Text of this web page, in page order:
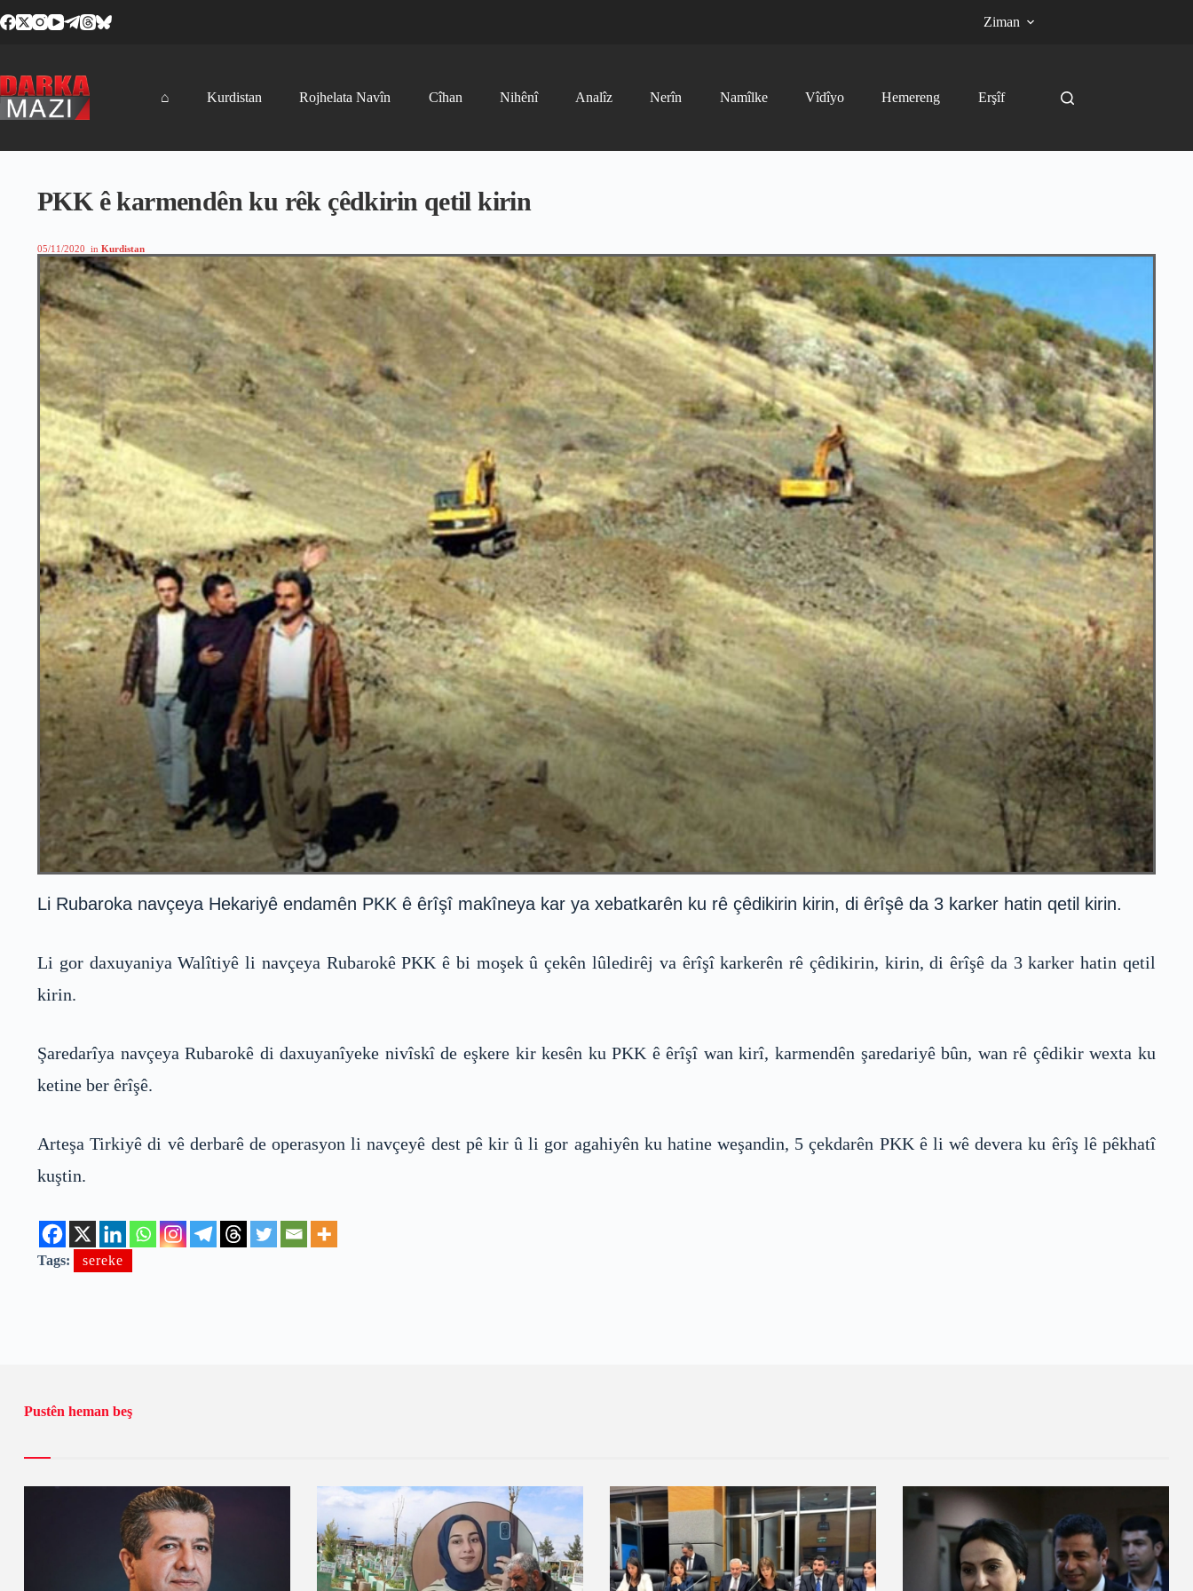
to
Ziman
⌂ Kurdistan Rojhelata Navîn Cîhan Nihênî Analîz Nerîn Namîlke Vîdîyo Hemereng Erşîf
PKK ê karmendên ku rêk çêdkirin qetil kirin
05/11/2020 in Kurdistan
Li Rubaroka navçeya Hekariyê endamên PKK ê êrîşî makîneya kar ya xebatkarên ku rê çêdikirin kirin, di êrîşê da 3 karker hatin qetil kirin.
Li gor daxuyaniya Walîtiyê li navçeya Rubarokê PKK ê bi moşek û çekên lûledirêj va êrîşî karkerên rê çêdikirin, kirin, di êrîşê da 3 karker hatin qetil
kirin.
Şaredarîya navçeya Rubarokê di daxuyanîyeke nivîskî de eşkere kir kesên ku PKK ê êrîşî wan kirî, karmendên şaredariyê bûn, wan rê çêdikir wexta ku
ketine ber êrîşê.
Arteşa Tirkiyê di vê derbarê de operasyon li navçeyê dest pê kir û li gor agahiyên ku hatine weşandin, 5 çekdarên PKK ê li wê devera ku êrîş lê pêkhatî
kuştin.
Tags: sereke
Pustên heman beş